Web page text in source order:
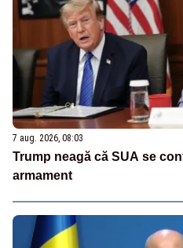
7 aug. 2026, 08:03
Trump neagă că SUA se
armament